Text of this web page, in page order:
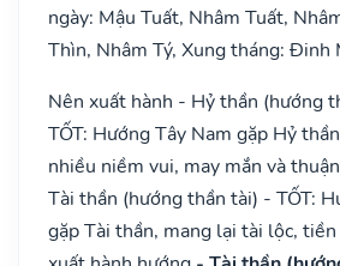
ngày: Mậu Tuất, Nhâm Tuất,
Thìn, Nhâm Tý, Xung tháng: Đinh
Nên xuất hành - Hỷ thần (hướng
TỐT: Hướng Tây Nam gặp Hỷ
nhiều niềm vui, may mắn và
Tài thần (hướng thần tài) - TỐT:
gặp Tài thần, mang lại tài lộc, tiền